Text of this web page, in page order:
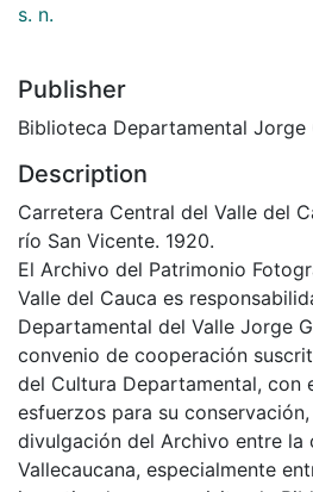
s. n.
Publisher
Biblioteca Departamental Jorge
Description
Carretera Central del Valle del
río San Vicente. 1920.
El Archivo del Patrimonio
Valle del Cauca es
Departamental del Valle Jorge
convenio de cooperación
del Cultura Departamental, con
esfuerzos para su
divulgación del Archivo entre la
Vallecaucana, especialmente